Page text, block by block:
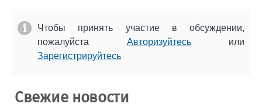
Чтобы принять участие в обсуждении,
пожалуйста Авторизуйтесьили
Зарегистрируйтесь
Свежие новости